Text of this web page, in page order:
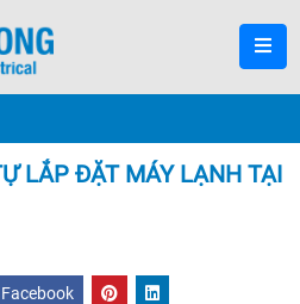
LẮP ĐẶT MÁY LẠNH TẠI
Facebook